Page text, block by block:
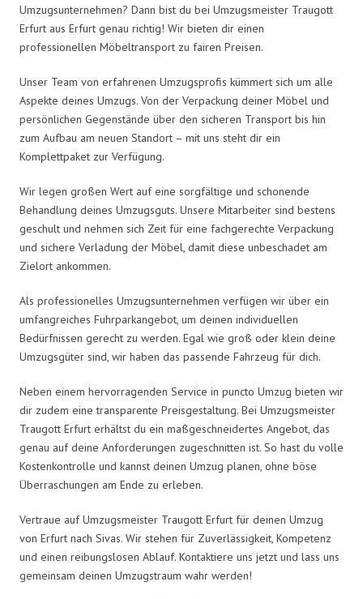
Umzugsunternehmen? Dann bist du bei Umzugsmeister Traugott
Erfurt aus Erfurt genau richtig! Wir bieten dir einen
professionellen Möbeltransport zu fairen Preisen.
Unser Team von erfahrenen Umzugsprofis kümmert sich um alle
Aspekte deines Umzugs. Von der Verpackung deiner Möbel und
persönlichen Gegenstände über den sicheren Transport bis hin
zum Aufbau am neuen Standort – mit uns steht dir ein
Komplettpaket zur Verfügung.
Wir legen großen Wert auf eine sorgfältige und schonende
Behandlung deines Umzugsguts. Unsere Mitarbeiter sind bestens
geschult und nehmen sich Zeit für eine fachgerechte Verpackung
und sichere Verladung der Möbel, damit diese unbeschadet am
Zielort ankommen.
Als professionelles Umzugsunternehmen verfügen wir über ein
umfangreiches Fuhrparkangebot, um deinen individuellen
Bedürfnissen gerecht zu werden. Egal wie groß oder klein deine
Umzugsgüter sind, wir haben das passende Fahrzeug für dich.
Neben einem hervorragenden Service in puncto Umzug bieten wir
dir zudem eine transparente Preisgestaltung. Bei Umzugsmeister
Traugott Erfurt erhältst du ein maßgeschneidertes Angebot, das
genau auf deine Anforderungen zugeschnitten ist. So hast du volle
Kostenkontrolle und kannst deinen Umzug planen, ohne böse
Überraschungen am Ende zu erleben.
Vertraue auf Umzugsmeister Traugott Erfurt für deinen Umzug
von Erfurt nach Sivas. Wir stehen für Zuverlässigkeit, Kompetenz
und einen reibungslosen Ablauf. Kontaktiere uns jetzt und lass uns
gemeinsam deinen Umzugstraum wahr werden!